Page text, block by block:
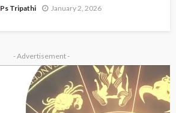
Ps Tripathi January 2, 2026
- Advertisement -